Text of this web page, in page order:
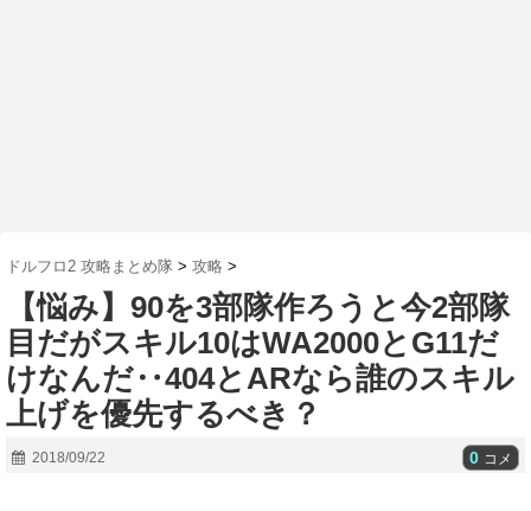
ドルフロ2 攻略まとめ隊 > 攻略 >
【悩み】90を3部隊作ろうと今2部隊
目だがスキル10はWA2000とG11だ
けなんだ‥404とARなら誰のスキル
上げを優先するべき？
2018/09/22 0 コメ